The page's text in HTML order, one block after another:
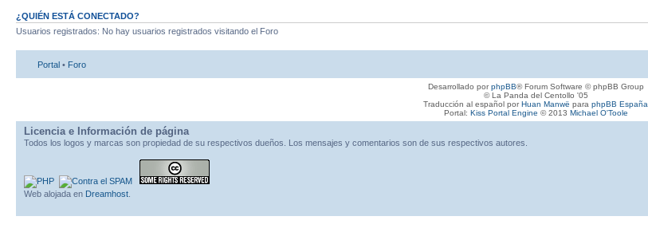
¿QUIÉN ESTÁ CONECTADO?
Usuarios registrados: No hay usuarios registrados visitando el Foro
Portal • Foro
Desarrollado porphpBB® Forum Software © phpBB Group
© La Panda del Centollo '05
Traducción al español porHuan Manwë para phpBB España
Portal: Kiss Portal Engine © 2013 Michael O'Toole
Licencia e Información de página
Todos los logos y marcas son propiedad de su respectivos dueños. Los mensajes y comentarios son de sus respectivos autores.
Web alojada en Dreamhost